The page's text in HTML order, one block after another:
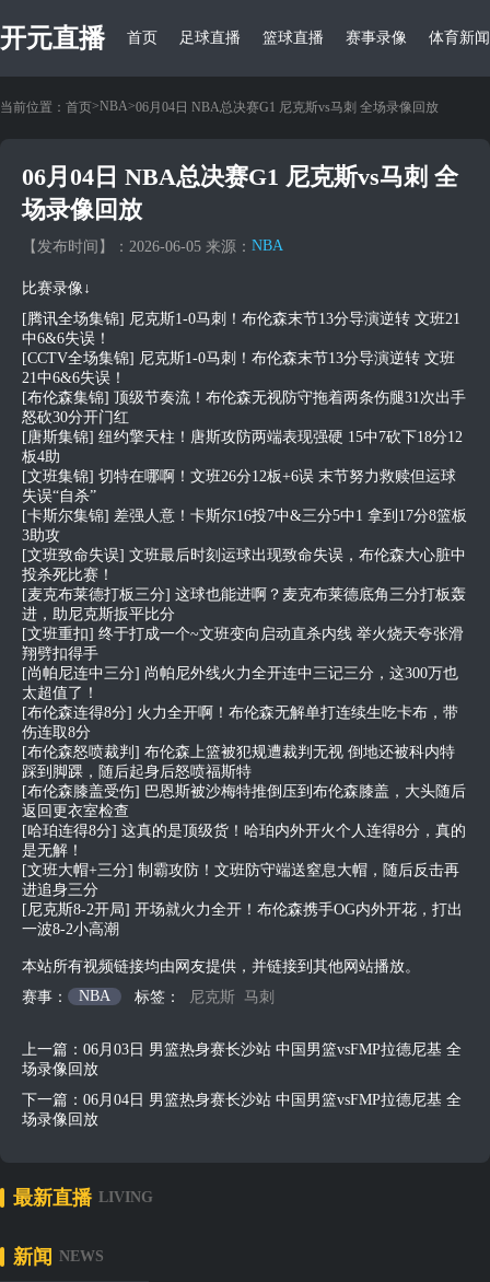
开元直播 首页 足球直播 篮球直播 赛事录像 体育新闻
当前位置： 首页>NBA>06月04日 NBA总决赛G1 尼克斯vs马刺 全场录像回放
06月04日 NBA总决赛G1 尼克斯vs马刺 全
场录像回放
【发布时间】：2026-06-05 来源： NBA
比赛录像↓
[腾讯全场集锦] 尼克斯1-0马刺！布伦森末节13分导演逆转 文班21
中6&6失误！
[CCTV全场集锦] 尼克斯1-0马刺！布伦森末节13分导演逆转 文班
21中6&6失误！
[布伦森集锦] 顶级节奏流！布伦森无视防守拖着两条伤腿31次出手
怒砍30分开门红
[唐斯集锦] 纽约擎天柱！唐斯攻防两端表现强硬 15中7砍下18分12
板4助
[文班集锦] 切特在哪啊！文班26分12板+6误 末节努力救赎但运球
失误“自杀”
[卡斯尔集锦] 差强人意！卡斯尔16投7中&三分5中1 拿到17分8篮板
3助攻
[文班致命失误] 文班最后时刻运球出现致命失误，布伦森大心脏中
投杀死比赛！
[麦克布莱德打板三分] 这球也能进啊？麦克布莱德底角三分打板轰
进，助尼克斯扳平比分
[文班重扣] 终于打成一个~文班变向启动直杀内线 举火烧天夸张滑
翔劈扣得手
[尚帕尼连中三分] 尚帕尼外线火力全开连中三记三分，这300万也
太超值了！
[布伦森连得8分] 火力全开啊！布伦森无解单打连续生吃卡布，带
伤连取8分
[布伦森怒喷裁判] 布伦森上篮被犯规遭裁判无视 倒地还被科内特
踩到脚踝，随后起身后怒喷福斯特
[布伦森膝盖受伤] 巴恩斯被沙梅特推倒压到布伦森膝盖，大头随后
返回更衣室检查
[哈珀连得8分] 这真的是顶级货！哈珀内外开火个人连得8分，真的
是无解！
[文班大帽+三分] 制霸攻防！文班防守端送窒息大帽，随后反击再
进追身三分
[尼克斯8-2开局] 开场就火力全开！布伦森携手OG内外开花，打出
一波8-2小高潮
本站所有视频链接均由网友提供，并链接到其他网站播放。
赛事：
NBA 标签： 尼克斯 马刺
上一篇： 06月03日 男篮热身赛长沙站 中国男篮vsFMP拉德尼基 全
场录像回放
下一篇： 06月04日 男篮热身赛长沙站 中国男篮vsFMP拉德尼基 全
场录像回放
最新直播 LIVING
新闻 NEWS